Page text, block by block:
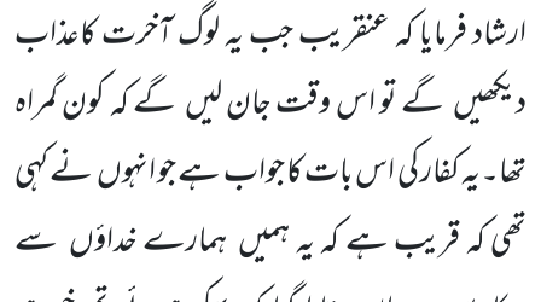
ارشاد فرمایا کہ عنقریب جب یہ لوگ آخرت کاعذاب
دیکھیں گے تو اس وقت جان لیں گے کہ کون گمراہ
تھا۔یہ کفار کی اس بات کا جواب ہے جو انہوں نے کہی
تھی کہ قریب ہے کہ یہ ہمیں ہمارے خداؤں سے